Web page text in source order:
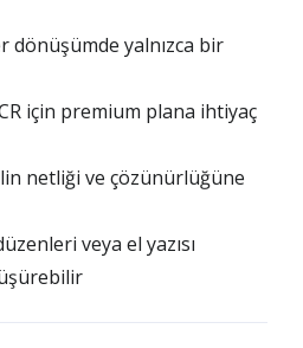
dönüşümde yalnızca bir
için premium plana ihtiyaç
netliği ve çözünürlüğüne
veya el yazısı